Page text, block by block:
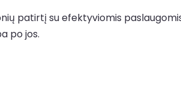
patirtį su efektyviomis
po jos.